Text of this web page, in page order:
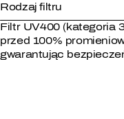
Rodzaj filtru
Filtr UV400 (kategoria
przed 100%
gwarantując